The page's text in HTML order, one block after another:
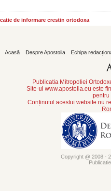
de informare crestin ortodoxa
Acasă Despre Apostolia Echipa
Publicatia Mitropoliei
Site-ul www.apostolia.eu este
pentru
Conținutul acestui website nu
Copyright @ 2008 -